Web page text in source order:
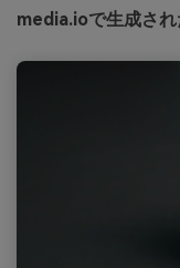
media.ioで生成され